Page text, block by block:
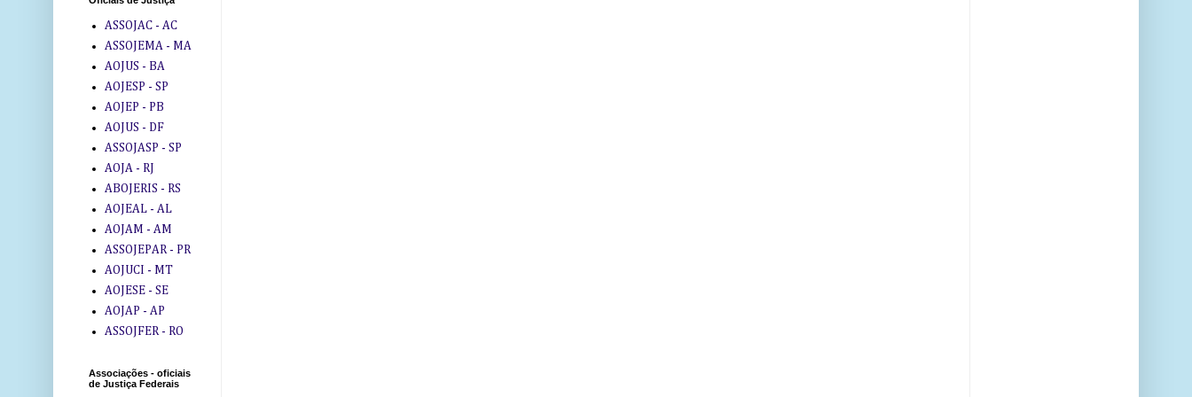
ASSOJAC - AC
ASSOJEMA - MA
AOJUS - BA
AOJESP - SP
AOJEP - PB
AOJUS - DF
ASSOJASP - SP
AOJA - RJ
ABOJERIS - RS
AOJEAL - AL
AOJAM - AM
ASSOJEPAR - PR
AOJUCI - MT
AOJESE - SE
AOJAP - AP
ASSOJFER - RO
Associações - oficiais
de Justiça Federais